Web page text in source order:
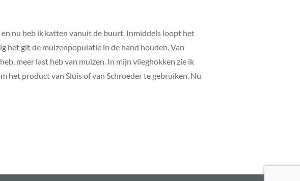
nu heb ik katten vanuit de buurt. Inmiddels loopt het
het gif, de muizenpopulatie in de hand houden. Van
meer last heb van muizen. In mijn vlieghokken zie ik
het product van Sluis of van Schroeder te gebruiken. Nu